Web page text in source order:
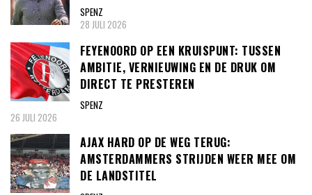
SPENZ
28 JULI 2026
FEYENOORD OP EEN KRUISPUNT: TUSSEN
AMBITIE, VERNIEUWING EN DE DRUK OM
DIRECT TE PRESTEREN
SPENZ
26 JULI 2026
AJAX HARD OP DE WEG TERUG:
AMSTERDAMMERS STRIJDEN WEER MEE OM
DE LANDSTITEL